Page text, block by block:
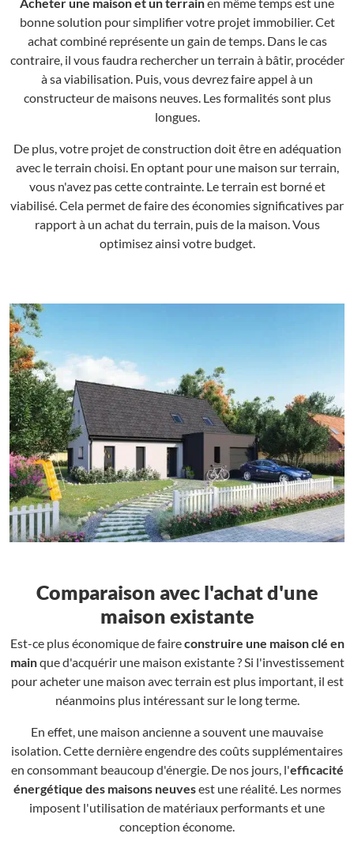
bonne solution pour simplifier votre projet immobilier. Cet
achat combiné représente un gain de temps. Dans le cas
contraire, il vous faudra rechercher un terrain à bâtir, procéder
à sa viabilisation. Puis, vous devrez faire appel à un
constructeur de maisons neuves. Les formalités sont plus
longues.
De plus, votre projet de construction doit être en adéquation
avec le terrain choisi. En optant pour une maison sur terrain,
vous n'avez pas cette contrainte. Le terrain est borné et
viabilisé. Cela permet de faire des économies significatives par
rapport à un achat du terrain, puis de la maison. Vous
optimisez ainsi votre budget.
Comparaison avec l'achat d'une
maison existante
Est-ce plus économique de faireconstruire une maison clé en
mainque d'acquérir une maison existante ? Si l'investissement
pour acheter une maison avec terrain est plus important, il est
néanmoins plus intéressant sur le long terme.
En effet, une maison ancienne a souvent une mauvaise
isolation. Cette dernière engendre des coûts supplémentaires
en consommant beaucoup d'énergie. De nos jours, l'efficacité
énergétique des maisons neuvesest une réalité. Les normes
imposent l'utilisation de matériaux performants et une
conception économe.